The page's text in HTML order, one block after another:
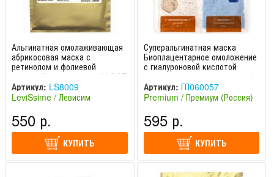
Альгинатная омолаживающая
абрикосовая маска с
ретинолом и фолиевой
кислотой 30 гр, 350 гр ALGAE
MASK RETINYL AND FOLIC
ACID LeviSsime / Левиссим
Артикул: LS8009
LeviSsime / Левисим
550 р.
КУПИТЬ
Суперальгинатная маска
Биоплацентарное омоложение
с гиалуроновой кислотой
(матрица 20 гр + гель 60 мл)
Jet Cosmetics Premium /
Премиум
Артикул: ГП060057
Premium / Премиум (Россия)
595 р.
КУПИТЬ